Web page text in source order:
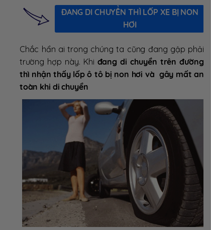
ĐANG DI CHUYỂN THÌ LỐP XE BỊ NON
HƠI
Chắc hẩn ai trong chúng ta cũng đang gập phải
trường hợp này. Khi đang di chuyển trên đường
thì nhận thấy lốp ô tô bị non hơi và gây mất an
toàn khi di chuyển